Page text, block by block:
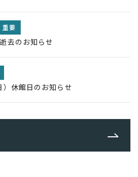
重要
去のお知らせ
休館日のお知らせ